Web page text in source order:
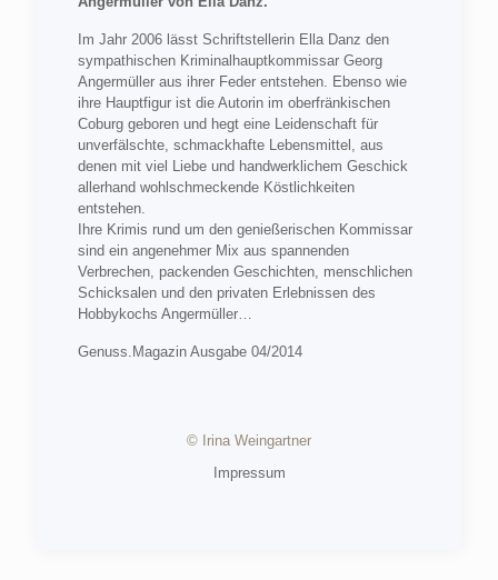
Im Jahr 2006 lässt Schriftstellerin Ella Danz den
sympathischen Kriminalhauptkommissar Georg
Angermüller aus ihrer Feder entstehen. Ebenso wie
ihre Hauptfigur ist die Autorin im oberfränkischen
Coburg geboren und hegt eine Leidenschaft für
unverfälschte, schmackhafte Lebensmittel, aus
denen mit viel Liebe und handwerklichem Geschick
allerhand wohlschmeckende Köstlichkeiten
entstehen.
Ihre Krimis rund um den genießerischen Kommissar
sind ein angenehmer Mix aus spannenden
Verbrechen, packenden Geschichten, menschlichen
Schicksalen und den privaten Erlebnissen des
Hobbykochs Angermüller…
Genuss.Magazin Ausgabe 04/2014
© Irina Weingartner
Impressum